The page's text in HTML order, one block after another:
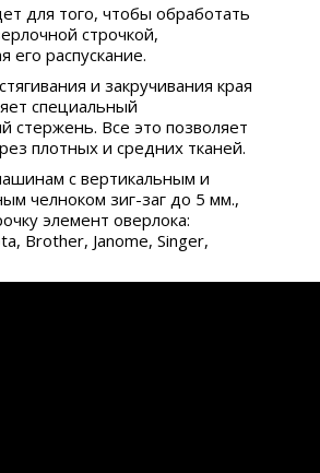
для того, чтобы обработать
строчкой,
его распускание.
и закручивания края
специальный
стержень. Все это позволяет
плотных и средних тканей.
с вертикальным и
челноком зиг-заг до 5 мм.,
элемент оверлока:
Brother, Janome, Singer,